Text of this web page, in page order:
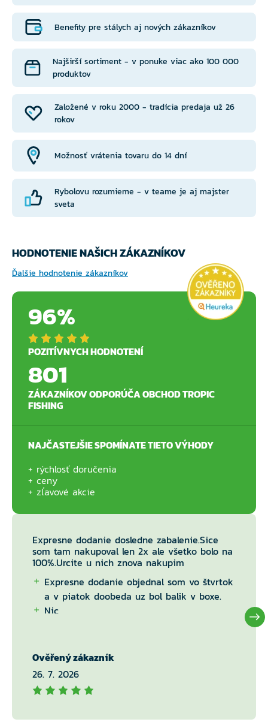
Založené v roku 2000 - tradícia predaja už 26
rokov
Benefity pre stálych aj nových zákazníkov
Možnosť vrátenia tovaru do 14 dní
Najširší sortiment - v ponuke viac ako 100 000
produktov
Rybolovu rozumieme - v teame je aj majster
sveta
HODNOTENIE NAŠICH ZÁKAZNÍKOV
Ďalšie hodnotenie zákazníkov
96%
POZITÍVNYCH HODNOTENÍ
801
ZÁKAZNÍKOV ODPORÚČA OBCHOD TROPIC
FISHING
NAJČASTEJŠIE SPOMÍNATE TIETO VÝHODY
rýchlosť doručenia
ceny
zľavové akcie
Expresne dodanie dosledne zabalenie.Sice
som tam nakupoval len 2x ale všetko bolo na
100%.Urcite u nich znova nakupim
Expresne dodanie objednal som vo štvrtok
a v piatok doobeda uz bol balik v boxe.
Nic
Ověřený zákazník
26. 7. 2026